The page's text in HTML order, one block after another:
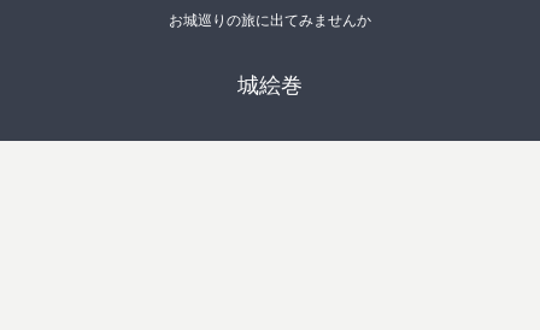
お城巡りの旅に出てみませんか
城絵巻